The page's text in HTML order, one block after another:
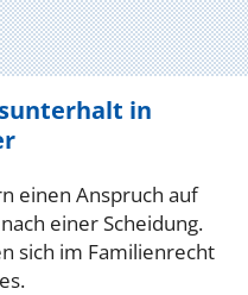
in
einen Anspruch auf
einer Scheidung.
sich im Familienrecht